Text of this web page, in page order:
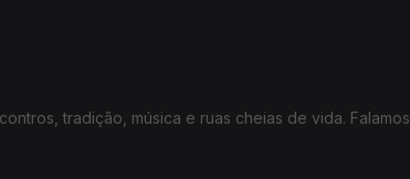
tradição, música e ruas cheias de vida. Falamos